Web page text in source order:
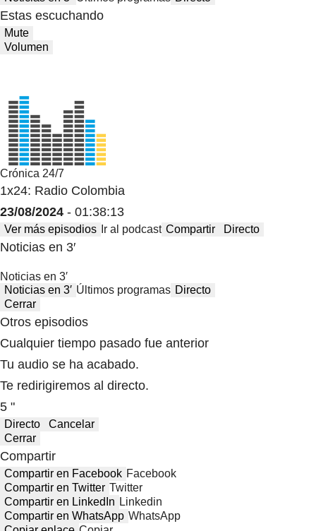
Estas escuchando
Mute
Volumen
Crónica 24/7
1x24: Radio Colombia
23/08/2024 - 01:38:13
Ver más episodios Ir al podcast Compartir Directo
Noticias en 3′
Noticias en 3′
Noticias en 3′ Últimos programas Directo
Cerrar
Otros episodios
Cualquier tiempo pasado fue anterior
Tu audio se ha acabado.
Te redirigiremos al directo.
5 "
Directo
Cancelar
Cerrar
Compartir
Compartir en Facebook Facebook
Compartir en Twitter Twitter
Compartir en LinkedIn Linkedin
Compartir en WhatsApp WhatsApp